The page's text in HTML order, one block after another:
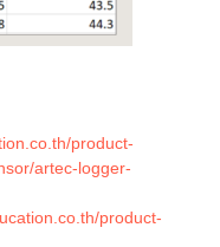
product-
artec-logger-
product-